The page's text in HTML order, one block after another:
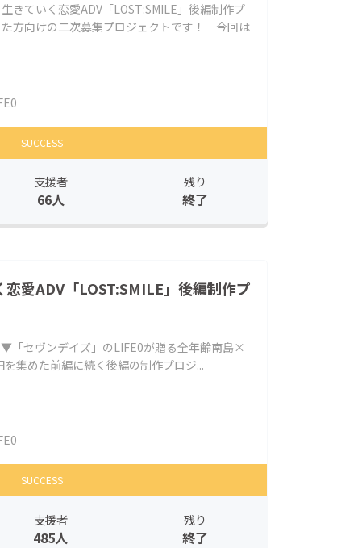
きていく恋愛ADV「LOST:SMILE」後編制作プ
方向けの二次募集プロジェクトです！ 今回は
SUCCESS
支援者
66人
残り
終了
愛ADV「LOST:SMILE」後編制作プ
▼「セヴンデイズ」のLIFE0が贈る全年齢南島×
集めた前編に続く後編の制作プロジ...
SUCCESS
支援者
485人
残り
終了